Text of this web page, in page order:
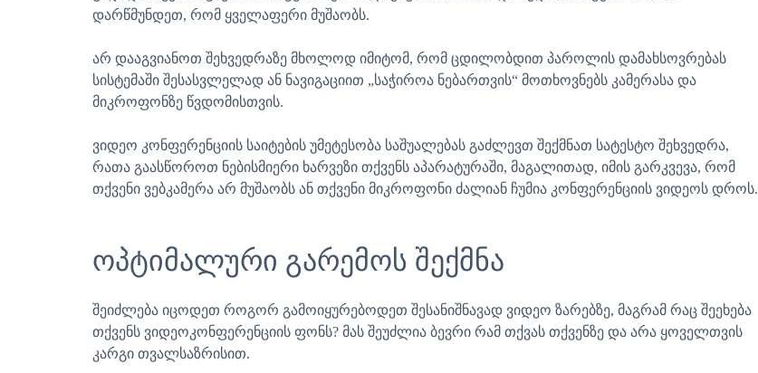
დარწმუნდეთ, რომ ყველაფერი მუშაობს.
არ დააგვიანოთ შეხვედრაზე მხოლოდ იმიტომ, რომ ცდილობდით პაროლის დამახსოვრებას
სისტემაში შესასვლელად ან ნავიგაციით „საჭიროა ნებართვის“ მოთხოვნებს კამერასა და
მიკროფონზე წვდომისთვის.
ვიდეო კონფერენციის საიტების უმეტესობა საშუალებას გაძლევთ შექმნათ სატესტო შეხვედრა,
რათა გაასწოროთ ნებისმიერი ხარვეზი თქვენს აპარატურაში, მაგალითად, იმის გარკვევა, რომ
თქვენი ვებკამერა არ მუშაობს ან თქვენი მიკროფონი ძალიან ჩუმია კონფერენციის ვიდეოს დროს.
ოპტიმალური გარემოს შექმნა
შეიძლება იცოდეთ როგორ გამოიყურებოდეთ შესანიშნავად ვიდეო ზარებზე, მაგრამ რაც შეეხება
თქვენს ვიდეოკონფერენციის ფონს? მას შეუძლია ბევრი რამ თქვას თქვენზე და არა ყოველთვის
კარგი თვალსაზრისით.